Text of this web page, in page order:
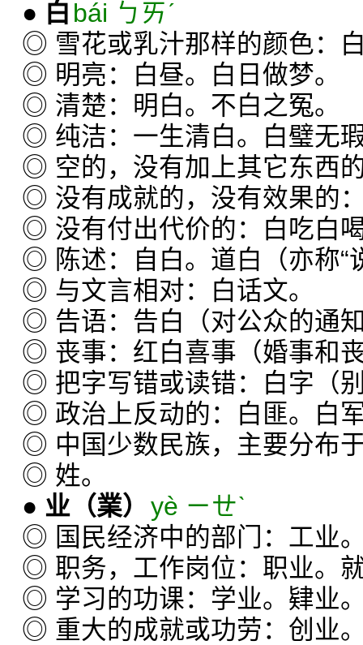
● 白 bái ㄅㄞˊ
◎ 雪花或乳汁那样的颜色：
◎ 明亮：白昼。白日做梦。
◎ 清楚：明白。不白之冤。
◎ 纯洁：一生清白。白璧无
◎ 空的，没有加上其它东西
◎ 没有成就的，没有效果的
◎ 没有付出代价的：白吃白
◎ 陈述：自白。道白（亦称“
◎ 与文言相对：白话文。
◎ 告语：告白（对公众的通
◎ 丧事：红白喜事（婚事和
◎ 把字写错或读错：白字（
◎ 政治上反动的：白匪。白
◎ 中国少数民族，主要分布
◎ 姓。
● 业 （業） yè ㄧㄝˋ
◎ 国民经济中的部门：工业
◎ 职务，工作岗位：职业。
◎ 学习的功课：学业。肄业
◎ 重大的成就或功劳：创业